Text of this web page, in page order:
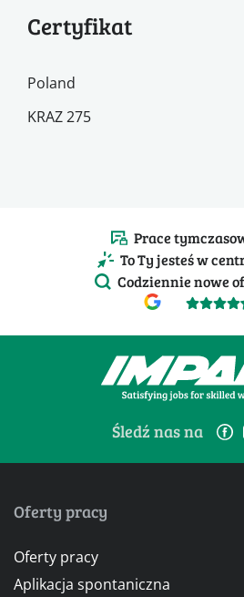
Certyfikat
Poland
KRAZ 275
Prace
To Ty jesteś w
Codziennie nowe
Śledź nas na
Oferty pracy
Oferty pracy
Aplikacja spontaniczna